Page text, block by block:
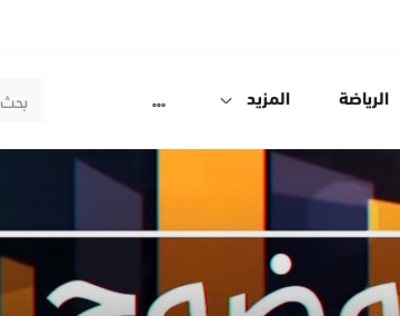
الرياضة المزيد